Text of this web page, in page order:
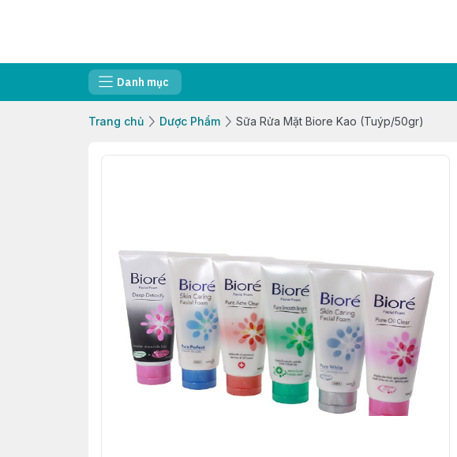
Danh mục
Trang chủ Dược Phẩm Sữa Rửa Mặt Biore Kao (Tuýp/50gr)